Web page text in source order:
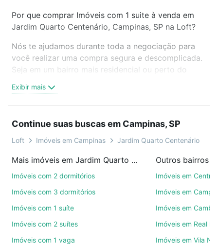
Por que comprar Imóveis com 1 suite à venda em
Jardim Quarto Centenário, Campinas, SP na Loft?
Nós te ajudamos durante toda a negociação para
você realizar uma compra segura e descomplicada.
Seja em um bairro mais residencial ou perto do
oferta ideal de Imóveis com 1 suite à venda em
Jardim Quarto Centenário, Campinas, SP para
ou por videochamada, é grátis, sem compromisso e
você ainda conta com mais de 46 mil corretores e
de imóveis.
ruas, bairros e até condomínios favoritos. Você
também pode usar os filtros como quantidade de
quartos, suítes, com ou sem vaga de garagem para
Exibir mais
Continue suas buscas em Campinas, SP
Loft Imóveis em Campinas Jardim Quarto Centenário
Mais imóveis em Jardim Quarto Centenário
Imóveis com 2 dormitórios
Imóveis com 3 dormitórios
Imóveis com 1 suíte
Imóveis com 2 suítes
Imóveis com 1 vaga
Outros bairros
Imóveis em Centro
Imóveis em
Imóveis em Cambuí
Imóveis em Real
Imóveis em Vila